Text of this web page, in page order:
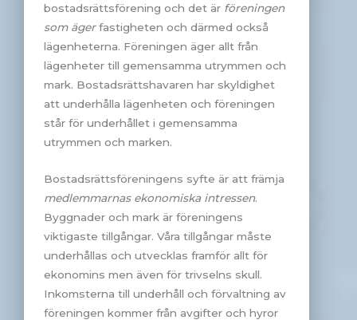
bostadsrättsförening och det är föreningen
som ägerfastigheten och därmed också
lägenheterna. Föreningen äger allt från
lägenheter till gemensamma utrymmen och
mark. Bostadsrättshavaren har skyldighet
att underhålla lägenheten och föreningen
står för underhållet i gemensamma
utrymmen och marken.
Bostadsrättsföreningens syfte är att främja
medlemmarnas ekonomiska intressen.
Byggnader och mark är föreningens
viktigaste tillgångar. Våra tillgångar måste
underhållas och utvecklas framför allt för
ekonomins men även för trivselns skull.
Inkomsterna till underhåll och förvaltning av
föreningen kommer från avgifter och hyror